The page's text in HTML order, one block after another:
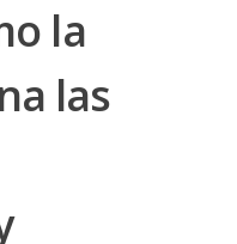
la
las